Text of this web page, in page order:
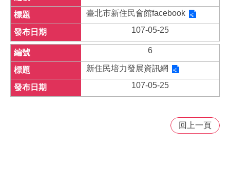
臺北市新住民會館facebook
107-05-25
6
新住民培力發展資訊網
107-05-25
回上一頁